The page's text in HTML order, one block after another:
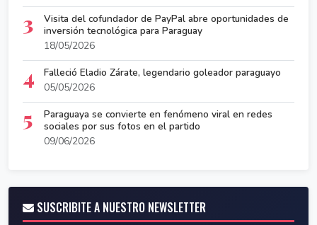
3
Visita del cofundador de PayPal abre oportunidades de
inversión tecnológica para Paraguay
18/05/2026
4
Falleció Eladio Zárate, legendario goleador paraguayo
05/05/2026
5
Paraguaya se convierte en fenómeno viral en redes
sociales por sus fotos en el partido
09/06/2026
SUSCRIBITE A NUESTRO NEWSLETTER